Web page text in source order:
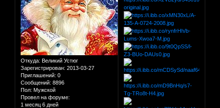
Откуда: Великий Устюг
Зарегистрирован: 2013-03-27
Приглашений: 0
Сообщений: 8896
Пол: Мужской
Провел на форуме:
1 месяц 6 дней